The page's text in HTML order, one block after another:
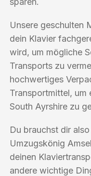
Unsere geschulten
dein Klavier
wird, um mögliche
Transports zu
hochwertiges
Transportmittel, um
South Ayrshire zu
Du brauchst dir
Umzugskönig
deinen
andere wichtige